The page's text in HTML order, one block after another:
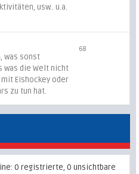
usw.. u.a.
was sonst
was die Welt nicht
Eishockey oder
zu tun hat.
68
0 registrierte, 0 unsichtbare